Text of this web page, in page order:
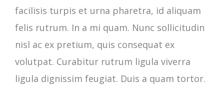
facilisis turpis et urna pharetra, id aliquam
felis rutrum. In a mi quam. Nunc sollicitudin
nisl ac ex pretium, quis consequat ex
volutpat. Curabitur rutrum ligula viverra
ligula dignissim feugiat. Duis a quam tortor.